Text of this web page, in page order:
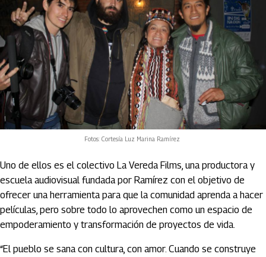
Fotos: Cortesía Luz Marina Ramírez
Uno de ellos es el colectivo La Vereda Films, una productora y
escuela audiovisual fundada por Ramírez con el objetivo de
ofrecer una herramienta para que la comunidad aprenda a hacer
películas, pero sobre todo lo aprovechen como un espacio de
empoderamiento y transformación de proyectos de vida.
“El pueblo se sana con cultura, con amor. Cuando se construye